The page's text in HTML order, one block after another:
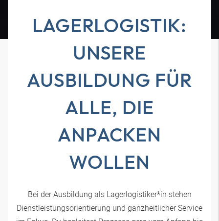
LAGERLOGISTIK:
UNSERE
AUSBILDUNG FÜR
ALLE, DIE
ANPACKEN
WOLLEN
Bei der Ausbildung als Lagerlogistiker*in stehen
Dienstleistungsorientierung und ganzheitlicher Service